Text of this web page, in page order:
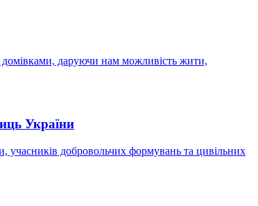
даруючи нам можливість жити,
України
учасників добровольчих формувань та цивільних